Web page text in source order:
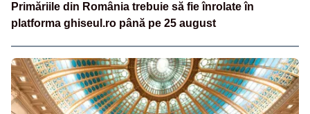
Primăriile din România trebuie să fie înrolate în
platforma ghiseul.ro până pe 25 august